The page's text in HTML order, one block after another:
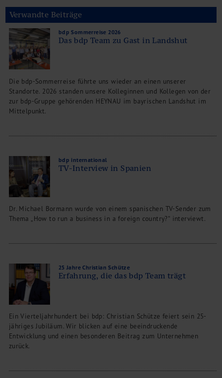
Verwandte Beiträge
bdp Sommerreise 2026
Das bdp Team zu Gast in Landshut
Die bdp-Sommerreise führte uns wieder an einen unserer
Standorte. 2026 standen unsere Kolleginnen und Kollegen von der
zur bdp-Gruppe gehörenden HEYNAU im bayrischen Landshut im
Mittelpunkt.
bdp international
TV-Interview in Spanien
Dr. Michael Bormann wurde von einem spanischen TV-Sender zum
Thema „How to run a business in a foreign country?“ interviewt.
25 Jahre Christian Schütze
Erfahrung, die das bdp Team trägt
Ein Vierteljahrhundert bei bdp: Christian Schütze feiert sein 25-
jähriges Jubiläum. Wir blicken auf eine beeindruckende
Entwicklung und einen besonderen Beitrag zum Unternehmen
zurück.